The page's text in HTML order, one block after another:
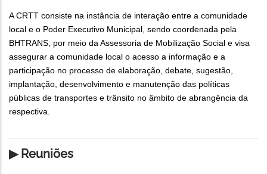
A CRTT consiste na instância de interação entre a comunidade
local e o Poder Executivo Municipal, sendo coordenada pela
BHTRANS, por meio da Assessoria de Mobilização Social e visa
assegurar a comunidade local o acesso a informação e a
participação no processo de elaboração, debate, sugestão,
implantação, desenvolvimento e manutenção das políticas
públicas de transportes e trânsito no âmbito de abrangência da
respectiva.
▶ Reuniões